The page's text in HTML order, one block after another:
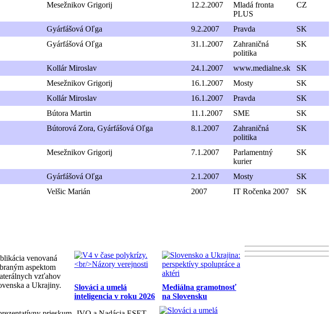
Mesežnikov Grigorij 12.2.2007
Mladá fronta
PLUS
CZ
Gyárfášová Oľga 9.2.2007 Pravda
SK
Gyárfášová Oľga 31.1.2007
Zahraničná
politika
SK
Kollár Miroslav 24.1.2007 www.medialne.sk
SK
Mesežnikov Grigorij 16.1.2007 Mosty
SK
Kollár Miroslav 16.1.2007 Pravda
SK
Bútora Martin 11.1.2007 SME
SK
Bútorová Zora, Gyárfášová Oľga 8.1.2007
Zahraničná
politika
SK
Mesežnikov Grigorij 7.1.2007
Parlamentný
kurier
SK
Gyárfášová Oľga 2.1.2007 Mosty
SK
Velšic Marián 2007 IT Ročenka 2007 SK
venovaná
aspektom
vzťahov
a Ukrajiny.
Slováci a umelá
inteligencia v roku 2026
Mediálna gramotnosť
na Slovensku